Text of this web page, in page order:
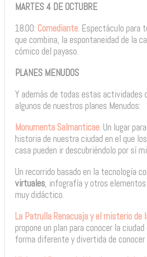
MARTES 4 DE OCTUBRE
18.00: Comediante. Espectáculo para
que combina, la espontaneidad de la
cómico del payaso.
PLANES MENUDOS
Y además de todas estas actividades
algunos de nuestros planes Menudos:
Monumenta Salmanticae. Un lugar
historia de nuestra ciudad en el que
casa pueden ir descubriéndolo por sí
Un recorrido basado en la tecnología
virtuales, infografía y otros
muy didáctico.
La Patrulla Renacuaja y el misterio de
propone un plan para conocer la
forma diferente y divertida de conocer